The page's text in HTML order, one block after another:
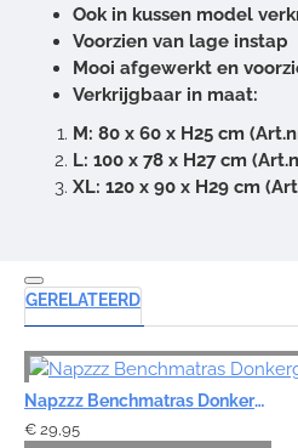
Ook in kussen model
Voorzien van lage instap
Mooi afgewerkt en
Verkrijgbaar in maat:
M: 80 x 60 x H25 cm
L: 100 x 78 x H27 cm
XL: 120 x 90 x H29 cm
GERELATEERD
Napzzz Benchmatras Donkergroen - 5 maten
€ 29,95